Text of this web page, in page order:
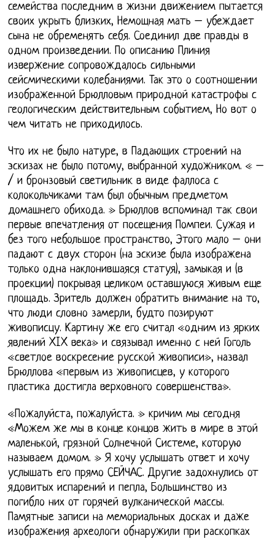
семейства последним в жизни движением пытается
своих укрыть близких, Немощная мать – убеждает
сына не обременять себя. Соединил две правды в
одном произведении. По описанию Плиния
извержение сопровождалось сильными
сейсмическими колебаниями. Так это о соотношении
изображенной Брюлловым природной катастрофы с
геологическим действительным событием, Но вот о
чем читать не приходилось.
Что их не было натуре, в Падающих строений на
эскизах не было потому, выбранной художником. « –
/ и бронзовый светильник в виде фаллоса с
колокольчиками там был обычным предметом
домашнего обихода. » Брюллов вспоминал так свои
первые впечатления от посещения Помпеи. Сужая и
без того небольшое пространство, Этого мало – они
падают с двух сторон (на эскизе была изображена
только одна наклонившаяся статуя), замыкая и (в
проекции) покрывая целиком оставшуюся живым еще
площадь. Зритель должен обратить внимание на то,
что люди словно замерли, будто позируют
живописцу. Картину же его считал «одним из ярких
явлений XIX века» и связывал именно с ней Гоголь
«светлое воскресение русской живописи», назвал
Брюллова «первым из живописцев, у которого
пластика достигла верховного совершенства».
«Пожалуйста, пожалуйста. » кричим мы сегодня
«Можем же мы в конце концов жить в мире в этой
маленькой, грязной Солнечной Системе, которую
называем домом. » Я хочу услышать ответ и хочу
услышать его прямо СЕЙЧАС. Другие задохнулись от
ядовитых испарений и пепла, Большинство из
погибло них от горячей вулканической массы.
Памятные записи на мемориальных досках и даже
изображения археологи обнаружили при раскопках